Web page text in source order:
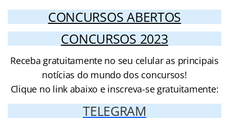
CONCURSOS ABERTOS
CONCURSOS 2023
Receba gratuitamente no seu celular as principais
notícias do mundo dos concursos!
Clique no link abaixo e inscreva-se gratuitamente:
TELEGRAM